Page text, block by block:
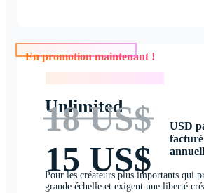
En promotion maintenant !
Unlimited
18 US$
15 US$
USD
facturé
Pour les créateurs plus importants qui
grande échelle et exigent une liberté